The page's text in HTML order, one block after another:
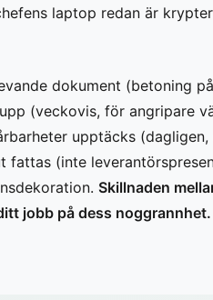
laptop redan är
dokument (betoning
(veckovis, för angripare
upptäcks
fattas (inte
Skillnaden
jobb på dess